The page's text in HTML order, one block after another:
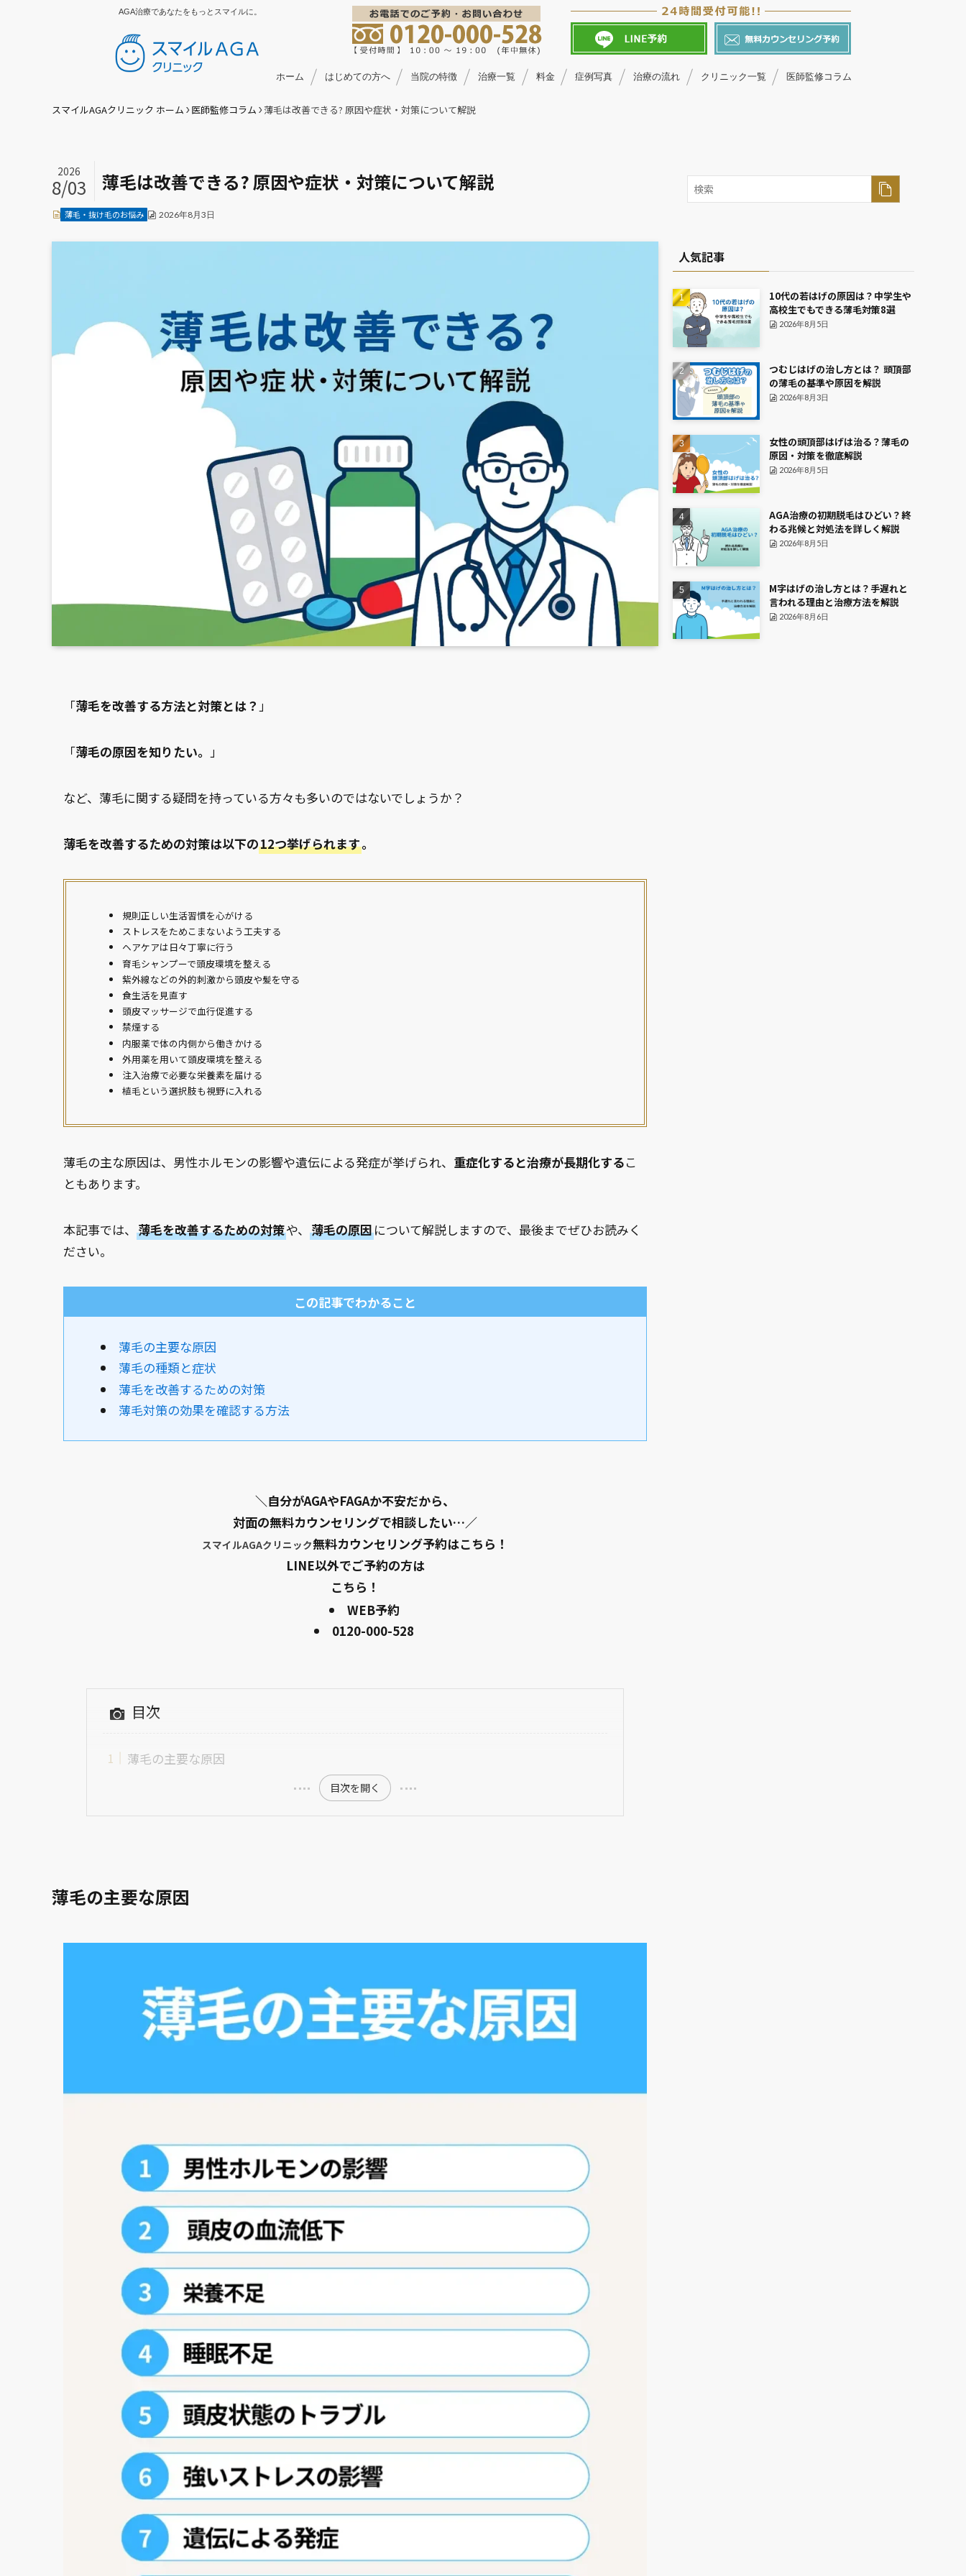
AGA治療であなたをもっとスマイルに。
ホーム はじめての方へ 当院の特徴 治療一覧 料金 症例写真 治療の流れ クリニック一覧 医師監修コラム
スマイルAGAクリニック ホーム 医師監修コラム 薄毛は改善できる? 原因や症状・対策について解説
薄毛は改善できる? 原因や症状・対策について解説
2026
8/03
薄毛・抜け毛のお悩み 2026年8月3日
「薄毛を改善する方法と対策とは？ 」
「薄毛の原因を知りたい。 」
など、薄毛に関する疑問を持っている方々も多いのではないでしょうか？
薄毛を改善するための対策は以下の12つ挙げられます。
規則正しい生活習慣を心がける
ストレスをためこまないよう工夫する
ヘアケアは日々丁寧に行う
育毛シャンプーで頭皮環境を整える
紫外線などの外的刺激から頭皮や髪を守る
食生活を見直す
頭皮マッサージで血行促進する
禁煙する
内服薬で体の内側から働きかける
外用薬を用いて頭皮環境を整える
注入治療で必要な栄養素を届ける
植毛という選択肢も視野に入れる
薄毛の主な原因は、男性ホルモンの影響や遺伝による発症が挙げられ、 重症化すると治療が長期化するこ
ともあります。
本記事では、 薄毛を改善するための対策や、 薄毛の原因について解説しますので、最後までぜひお読みく
ださい。
この記事でわかること
薄毛の主要な原因
薄毛の種類と症状
薄毛を改善するための対策
薄毛対策の効果を確認する方法
＼自分がAGAやFAGAか不安だから、
対面の無料カウンセリングで相談したい…／
スマイルAGAクリニック無料カウンセリング予約はこちら！
LINE以外でご予約の方は
こちら！
WEB予約
0120-000-528
目次
薄毛の主要な原因
目次を開く
薄毛の主要な原因
人気記事
10代の若はげの原因は？中学生や
高校生でもできる薄毛対策8選
2026年8月5日
つむじはげの治し方とは？ 頭頂部
の薄毛の基準や原因を解説
2026年8月3日
女性の頭頂部はげは治る？薄毛の
原因・対策を徹底解説
2026年8月5日
AGA治療の初期脱毛はひどい？終
わる兆候と対処法を詳しく解説
2026年8月5日
M字はげの治し方とは？手遅れと
言われる理由と治療方法を解説
2026年8月6日